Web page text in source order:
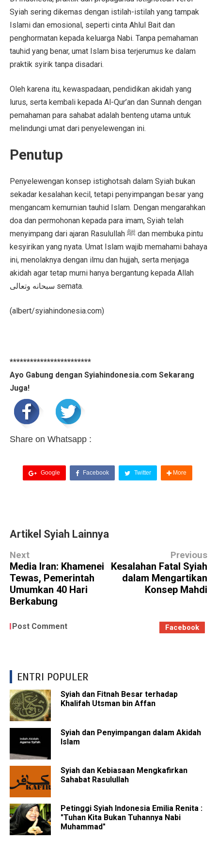
Syiah sering dikemas dengan istilah-istilah yang tampak
Islami dan emosional, seperti cinta Ahlul Bait dan
penghormatan kepada keluarga Nabi. Tanpa pemahaman
tauhid yang benar, umat Islam bisa terjerumus ke dalam
praktik syirik tanpa disadari.
Oleh karena itu, kewaspadaan, pendidikan akidah yang
lurus, serta kembali kepada Al-Qur’an dan Sunnah dengan
pemahaman para sahabat adalah benteng utama untuk
melindungi umat dari penyelewengan ini.
Penutup
Penyelewengan konsep istighotsah dalam Syiah bukan
sekadar kesalahan kecil, tetapi penyimpangan besar yang
mengancam kemurnian tauhid Islam. Dengan mengarahkan
doa dan permohonan kepada para imam, Syiah telah
menyimpang dari ajaran Rasulullah ﷺ dan membuka pintu
kesyirikan yang nyata. Umat Islam wajib memahami bahaya
ini, menolaknya dengan ilmu dan hujjah, serta menjaga
akidah agar tetap murni hanya bergantung kepada Allah
سبحانه وتعالى semata.
(albert/syiahindonesia.com)
************************
Ayo Gabung dengan Syiahindonesia.com Sekarang
Juga!
Share on Whatsapp :
Google Facebook Twitter More
Artikel Syiah Lainnya
Next
Media Iran: Khamenei
Tewas, Pemerintah
Umumkan 40 Hari
Berkabung
Previous
Kesalahan Fatal Syiah
dalam Mengartikan
Konsep Mahdi
Post Comment Facebook
ENTRI POPULER
Syiah dan Fitnah Besar terhadap
Khalifah Utsman bin Affan
Syiah dan Penyimpangan dalam Akidah
Islam
Syiah dan Kebiasaan Mengkafirkan
Sahabat Rasulullah
Petinggi Syiah Indonesia Emilia Renita :
"Tuhan Kita Bukan Tuhannya Nabi
Muhammad"